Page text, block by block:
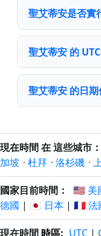
聖艾蒂安是否實
聖艾蒂安 的
聖艾蒂安 的日期
現在時間 在 這些城市：
加坡 · 杜拜 · 洛杉磯 ·
國家目前時間： 🇺🇸 美
德國 | 🇯🇵 日本 | 🇫🇷 法
現在時間 時區: UTC |